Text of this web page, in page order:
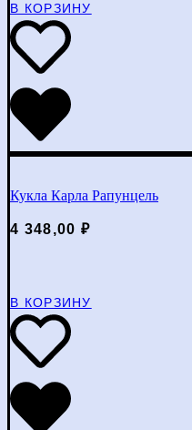
В КОРЗИНУ
Кукла Карла Рапунцель
4 348,00 ₽
В КОРЗИНУ